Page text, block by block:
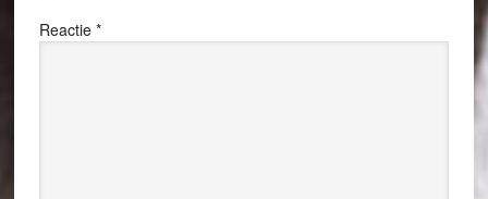
Reactie *